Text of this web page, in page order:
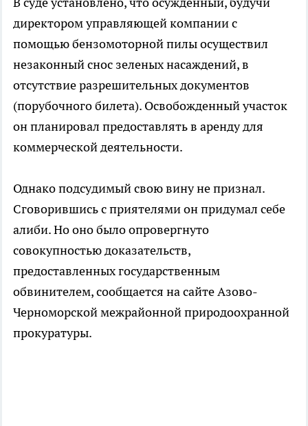
директором управляющей компании с
помощью бензомоторной пилы осуществил
незаконный снос зеленых насаждений, в
отсутствие разрешительных документов
(порубочного билета). Освобожденный участок
он планировал предоставлять в аренду для
коммерческой деятельности.
Однако подсудимый свою вину не признал.
Сговорившись с приятелями он придумал себе
алиби. Но оно было опровергнуто
совокупностью доказательств,
предоставленных государственным
обвинителем, сообщается на сайте Азово-
Черноморской межрайонной природоохранной
прокуратуры.